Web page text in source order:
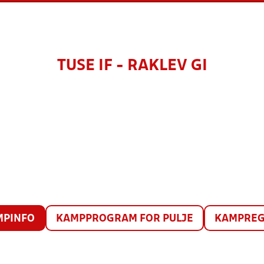
TUSE IF - RAKLEV GI
KAMPPROGRAM FOR PULJE